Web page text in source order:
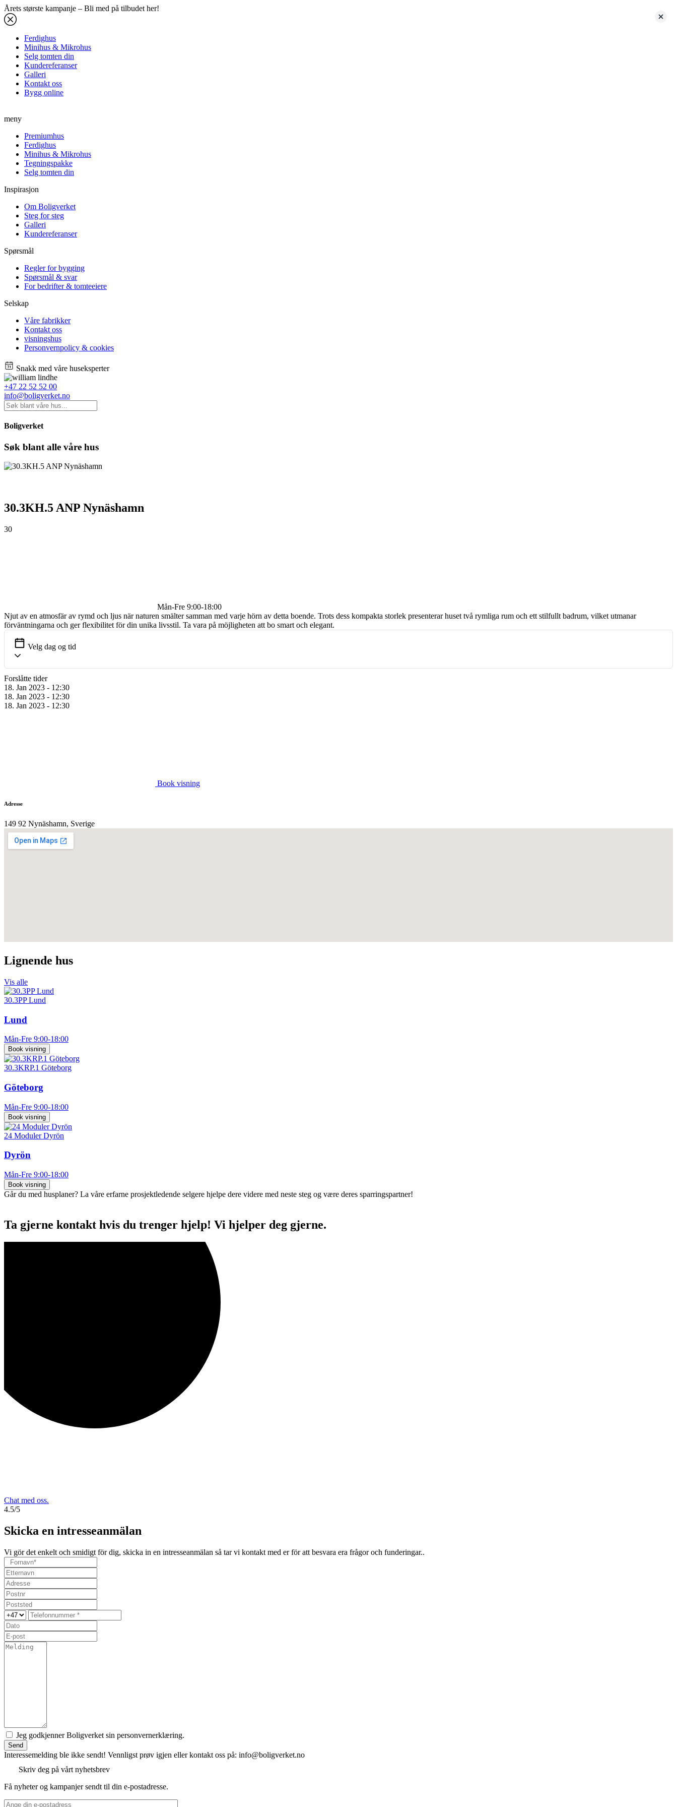
Årets største kampanje – Bli med på tilbudet her!
Ferdighus
Minihus & Mikrohus
Selg tomten din
Kundereferanser
Galleri
Kontakt oss
Bygg online
meny
Premiumhus
Ferdighus
Minihus & Mikrohus
Tegningspakke
Selg tomten din
Inspirasjon
Om Boligverket
Steg for steg
Galleri
Kundereferanser
Spørsmål
Regler for bygging
Spørsmål & svar
For bedrifter & tomteeiere
Selskap
Våre fabrikker
Kontakt oss
visningshus
Personvernpolicy & cookies
Snakk med våre huseksperter
+47 22 52 52 00
info@boligverket.no
Boligverket
Søk blant alle våre hus
30.3KH.5 ANP Nynäshamn
30
Mån-Fre 9:00-18:00
Njut av en atmosfär av rymd och ljus när naturen smälter samman med varje hörn av detta boende. Trots dess kompakta storlek presenterar huset två rymliga rum och ett stilfullt badrum, vilket utmanar
förväntningarna och ger flexibilitet för din unika livsstil. Ta vara på möjligheten att bo smart och elegant.
Velg dag og tid
Forslåtte tider
18. Jan 2023 - 12:30
18. Jan 2023 - 12:30
18. Jan 2023 - 12:30
Book visning
Adresse
149 92 Nynäshamn, Sverige
Lignende hus
Vis alle
30.3PP Lund
Lund
Mån-Fre 9:00-18:00
Book visning
30.3KRP.1 Göteborg
Göteborg
Mån-Fre 9:00-18:00
Book visning
24 Moduler Dyrön
Dyrön
Mån-Fre 9:00-18:00
Book visning
Går du med husplaner? La våre erfarne prosjektledende selgere hjelpe dere videre med neste steg og være deres sparringspartner!
Ta gjerne kontakt hvis du trenger hjelp! Vi hjelper deg gjerne.
Chat med oss.
4.5/5
Skicka en intresseanmälan
Vi gör det enkelt och smidigt för dig, skicka in en intresseanmälan så tar vi kontakt med er för att besvara era frågor och funderingar..
Jeg godkjenner Boligverket sin personvernerklæring.
Send
Interessemelding ble ikke sendt! Vennligst prøv igjen eller kontakt oss på: info@boligverket.no
Skriv deg på vårt nyhetsbrev
Få nyheter og kampanjer sendt til din e-postadresse.